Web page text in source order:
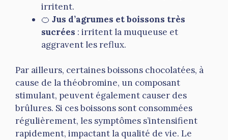
irritent.
🍊 Jus d’agrumes et boissons très
sucrées : irritent la muqueuse et
aggravent les reflux.
Par ailleurs, certaines boissons chocolatées, à
cause de la théobromine, un composant
stimulant, peuvent également causer des
brûlures. Si ces boissons sont consommées
régulièrement, les symptômes s’intensifient
rapidement, impactant la qualité de vie. Le